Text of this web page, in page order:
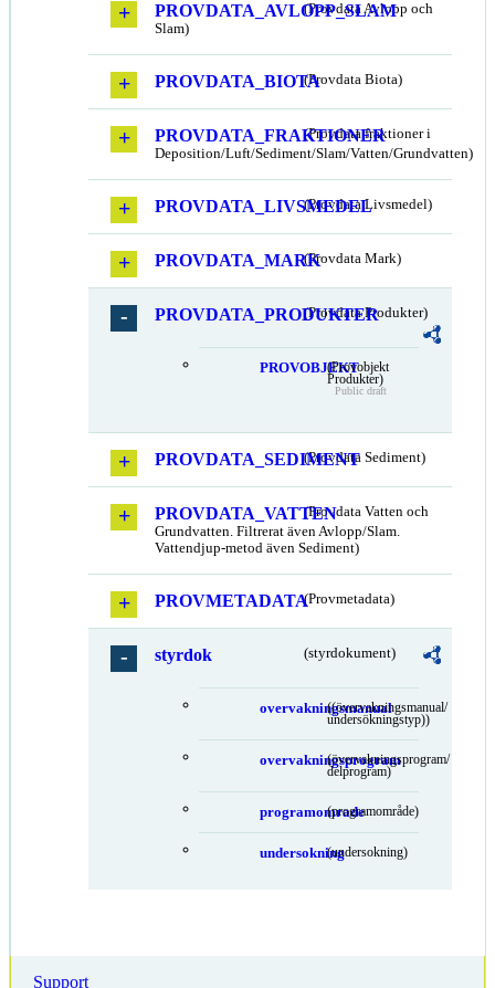
PROVDATA_AVLOPP_SLAM
(Provdata Avlopp och
Slam)
PROVDATA_BIOTA(Provdata Biota)
PROVDATA_FRAKTIONER
(Provdata fraktioner i
Deposition/Luft/Sediment/Slam/Vatten/Grundvatten)
PROVDATA_LIVSMEDEL
(Provdata Livsmedel)
PROVDATA_MARK(Provdata Mark)
PROVDATA_PRODUKTER
(Provdata Produkter)
PROVOBJEKT(Provobjekt
Produkter)
Public draft
PROVDATA_SEDIMENT(Provdata Sediment)
PROVDATA_VATTEN(Provdata Vatten och
Grundvatten. Filtrerat även Avlopp/Slam.
Vattendjup-metod även Sediment)
PROVMETADATA(Provmetadata)
styrdok (styrdokument)
overvakningsmanual
((övervakningsmanual/
undersökningstyp))
overvakningsprogram
(övervakningsprogram/
delprogram)
programomrade(programområde)
undersokning(undersokning)
Support